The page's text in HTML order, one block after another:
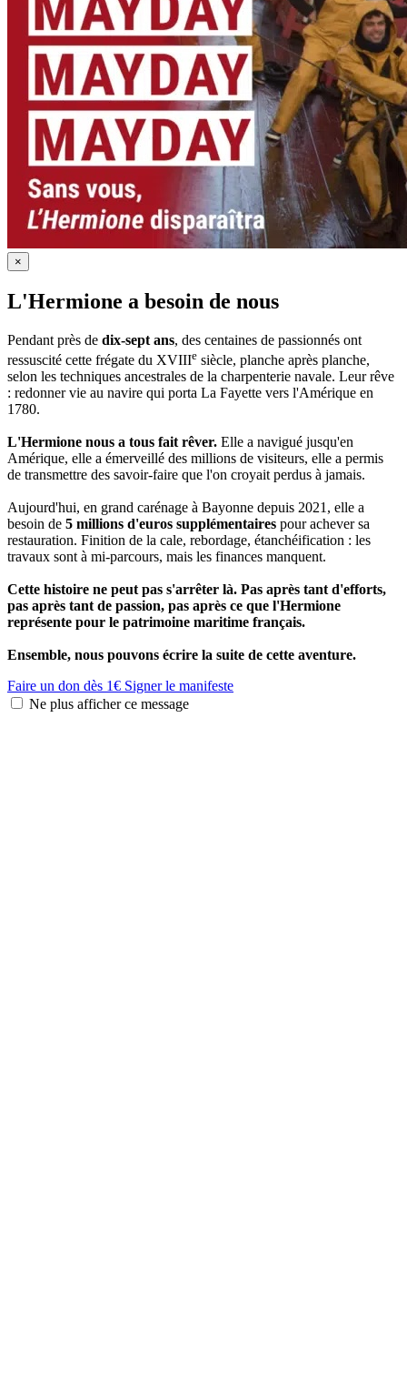
×
L'Hermione a besoin de nous
Pendant près de dix-sept ans, des centaines de passionnés ont
ressuscité cette frégate du XVIIIe siècle, planche après planche,
selon les techniques ancestrales de la charpenterie navale. Leur rêve
: redonner vie au navire qui porta La Fayette vers l'Amérique en
1780.
L'Hermione nous a tous fait rêver. Elle a navigué jusqu'en
Amérique, elle a émerveillé des millions de visiteurs, elle a permis
de transmettre des savoir-faire que l'on croyait perdus à jamais.
Aujourd'hui, en grand carénage à Bayonne depuis 2021, elle a
besoin de 5 millions d'euros supplémentaires pour achever sa
restauration. Finition de la cale, rebordage, étanchéification : les
travaux sont à mi-parcours, mais les finances manquent.
Cette histoire ne peut pas s'arrêter là. Pas après tant d'efforts,
pas après tant de passion, pas après ce que l'Hermione
représente pour le patrimoine maritime français.
Ensemble, nous pouvons écrire la suite de cette aventure.
Faire un don dès 1€ Signer le manifeste
Ne plus afficher ce message